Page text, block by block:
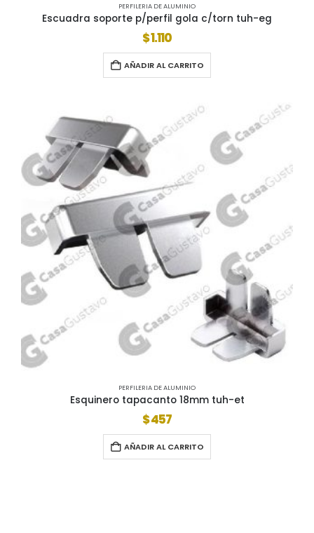
PERFILERIA DE ALUMINIO
Escuadra soporte p/perfil gola c/torn tuh-eg
$1.110
AÑADIR AL CARRITO
PERFILERIA DE ALUMINIO
Esquinero tapacanto 18mm tuh-et
$457
AÑADIR AL CARRITO